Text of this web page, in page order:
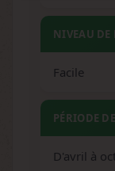
NIVEAU DE
Facile
PÉRIODE
D'avril à